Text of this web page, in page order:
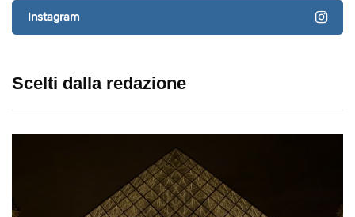
Instagram
Scelti dalla redazione